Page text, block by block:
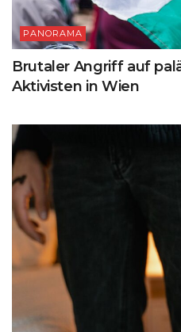
PANORAMA
Brutaler Angriff auf
Aktivisten in Wien